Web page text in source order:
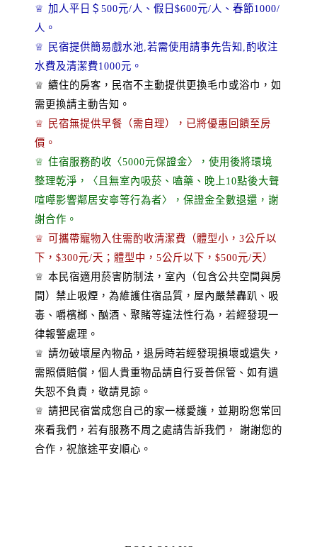
♕ 加人平日＄500元/人、假日$600元/人、春節1000/
人。
♕ 民宿提供簡易戲水池,若需使用請事先告知,酌收注
水費及清潔費1000元。
♕ 續住的房客，民宿不主動提供更換毛巾或浴巾，如
需更換請主動告知。
♕ 民宿無提供早餐（需自理），已將優惠回饋至房
價。
♕ 住宿服務酌收〈5000元保證金〉，使用後將環境
整理乾淨，〈且無室內吸菸、嗑藥、晚上10點後大聲
喧嘩影響鄰居安寧等行為者〉，保證金全數退還，謝
謝合作。
♕ 可攜帶寵物入住需酌收清潔費（體型小，3公斤以
下，$300元/天；體型中，5公斤以下，$500元/天）
♕ 本民宿適用菸害防制法，室內（包含公共空間與房
間）禁止吸煙，為維護住宿品質，屋內嚴禁轟趴、吸
毒、嚼檳榔、酗酒、聚賭等違法性行為，若經發現一
律報警處理。
♕ 請勿破壞屋內物品，退房時若經發現損壞或遺失，
需照價賠償，個人貴重物品請自行妥善保管、如有遺
失恕不負責，敬請見諒。
♕ 請把民宿當成您自己的家一樣愛護，並期盼您常回
來看我們，若有服務不周之處請告訴我們， 謝謝您的
合作，祝旅途平安順心。